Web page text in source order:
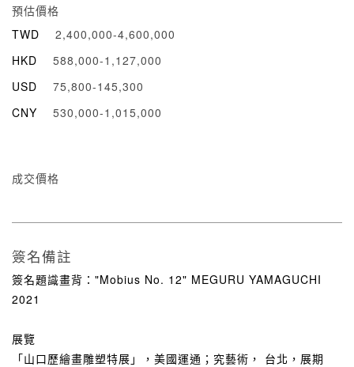
預估價格
TWD
2,400,000-4,600,000
HKD
588,000-1,127,000
USD
75,800-145,300
CNY
530,000-1,015,000
成交價格
簽名備註
簽名題識畫背："Mobius No. 12" MEGURU YAMAGUCHI
2021
展覽
「山口歷繪畫雕塑特展」，美國運通；究藝術， 台北，展期